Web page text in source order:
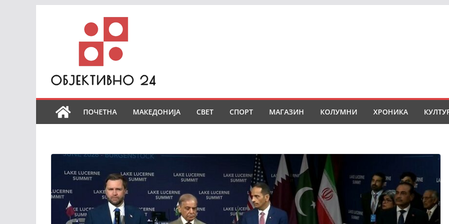
ПОЧЕТНА МАКЕДОНИЈА СВЕТ СПОРТ МАГАЗИН КОЛУМНИ ХРОНИКА